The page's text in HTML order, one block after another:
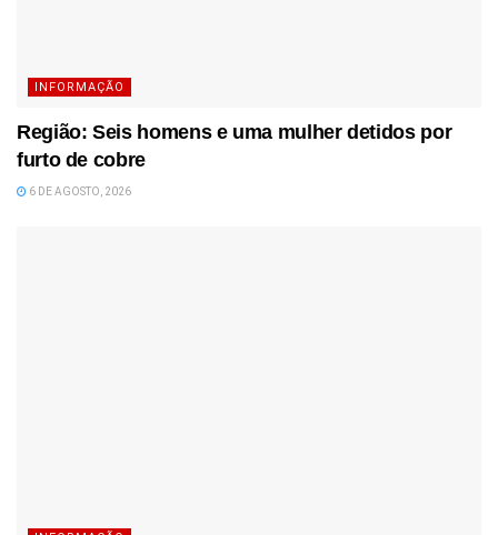
INFORMAÇÃO
Região: Seis homens e uma mulher detidos por
furto de cobre
6 DE AGOSTO, 2026